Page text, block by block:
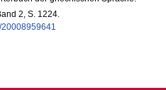
2, S. 1224.